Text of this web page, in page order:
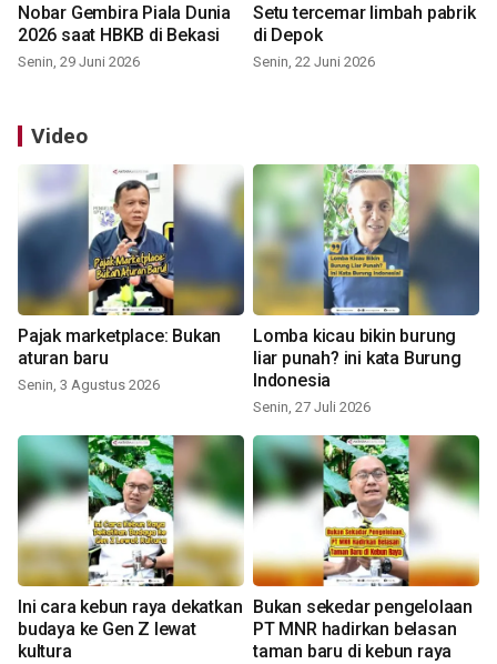
Nobar Gembira Piala Dunia
2026 saat HBKB di Bekasi
Senin, 29 Juni 2026
Setu tercemar limbah pabrik
di Depok
Senin, 22 Juni 2026
Video
Pajak marketplace: Bukan
aturan baru
Senin, 3 Agustus 2026
Lomba kicau bikin burung
liar punah? ini kata Burung
Indonesia
Senin, 27 Juli 2026
Ini cara kebun raya dekatkan
budaya ke Gen Z lewat
kultura
Bukan sekedar pengelolaan
PT MNR hadirkan belasan
taman baru di kebun raya